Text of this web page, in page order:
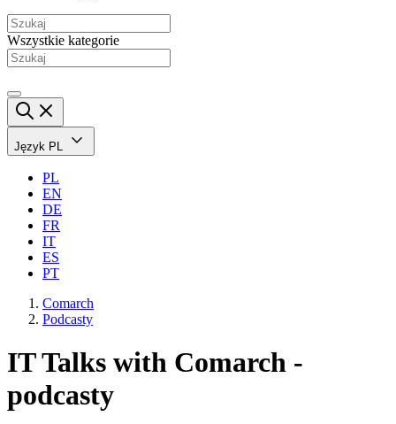
Wszystkie kategorie
Język PL
PL
EN
DE
FR
IT
ES
PT
Comarch
Podcasty
IT Talks with Comarch -
podcasty